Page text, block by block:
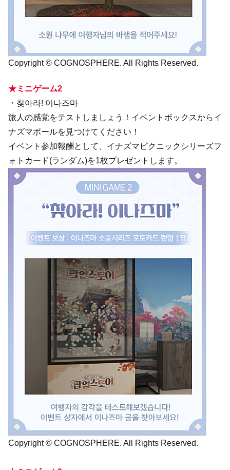
Copyright © COGNOSPHERE. All Rights Reserved.
★ミニゲーム2
・찾아라! 이나즈마
旅人の感覚をテストしましょう！イベントボックスからイ
ナズマボールを見つけてください！
イベント参加報酬として、イナズマピクニックシリーズフ
ォトカード(ランダム)を1枚プレゼントします。
Copyright © COGNOSPHERE. All Rights Reserved.